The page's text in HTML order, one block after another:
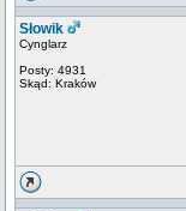
Słowik
Cynglarz
Posty: 4931
Skąd: Kraków